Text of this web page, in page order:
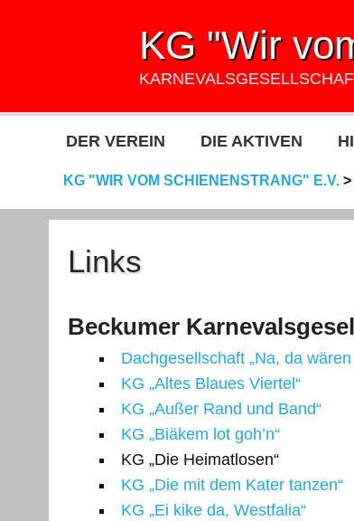
KG "Wir
DER VEREIN DIE AKTIVEN
KG "WIR VOM SCHIENENSTRANG" E.V.>
Links
Beckumer
Dachgesellschaft „Na, da
KG „Altes Blaues Viertel“
KG „Außer Rand und Band“
KG „Biäkem lot goh’n“
KG „Die Heimatlosen“
KG „Die mit dem Kater tanzen“
KG „Ei kike da, Westfalia“